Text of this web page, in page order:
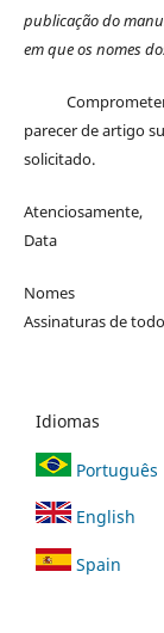
publicação do
em que os nomes
parecer de artigo
solicitado.
Atenciosamente,
Data
Nomes
Assinaturas de
Idiomas
Português
English
Spain